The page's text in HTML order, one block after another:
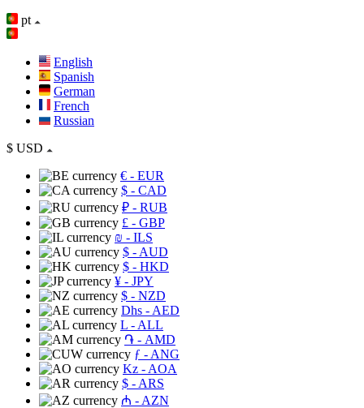
pt
English
Spanish
German
French
Russian
$ USD
€ - EUR
$ - CAD
₽ - RUB
£ - GBP
₪ - ILS
$ - AUD
$ - HKD
¥ - JPY
$ - NZD
Dhs - AED
L - ALL
֏ - AMD
ƒ - ANG
Kz - AOA
$ - ARS
₼ - AZN